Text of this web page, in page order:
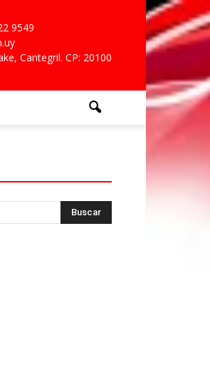
9549
Cantegril. CP: 20100